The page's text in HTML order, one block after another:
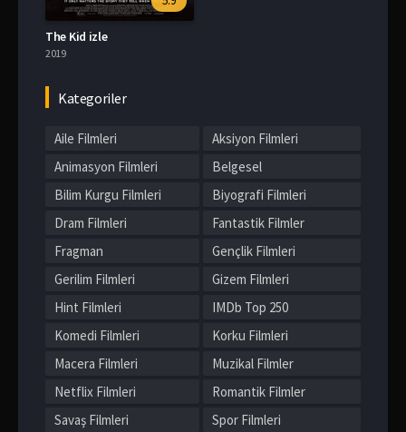
The Kid izle
2019
Kategoriler
Aile Filmleri
Aksiyon Filmleri
Animasyon Filmleri
Belgesel
Bilim Kurgu Filmleri
Biyografi Filmleri
Dram Filmleri
Fantastik Filmler
Fragman
Gençlik Filmleri
Gerilim Filmleri
Gizem Filmleri
Hint Filmleri
IMDb Top 250
Komedi Filmleri
Korku Filmleri
Macera Filmleri
Muzikal Filmler
Netflix Filmleri
Romantik Filmler
Savaş Filmleri
Spor Filmleri